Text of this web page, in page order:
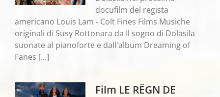
docufilm del regista
americano Louis Lam - Colt Fines Films Musiche
originali di Susy Rottonara da Il sogno di Dolasila
suonate al pianoforte e dall'album Dreaming of
Fanes [...]
Film LE RËGN DE